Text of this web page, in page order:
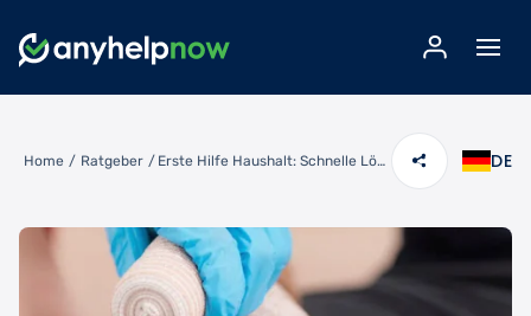
Home / Ratgeber / Erste Hilfe Haushalt: Schnelle Lösungen für Notfälle zu Hause DE